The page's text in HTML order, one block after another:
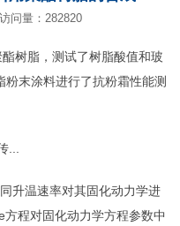
访问量：282820
树脂，测试了树脂酸值和玻
末涂料进行了抗粉霜性能测
升温速率对其固化动力学进
程对固化动力学方程参数中